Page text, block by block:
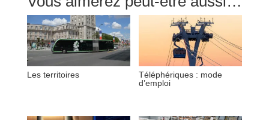
Les territoires
Téléphériques : mode
d’emploi